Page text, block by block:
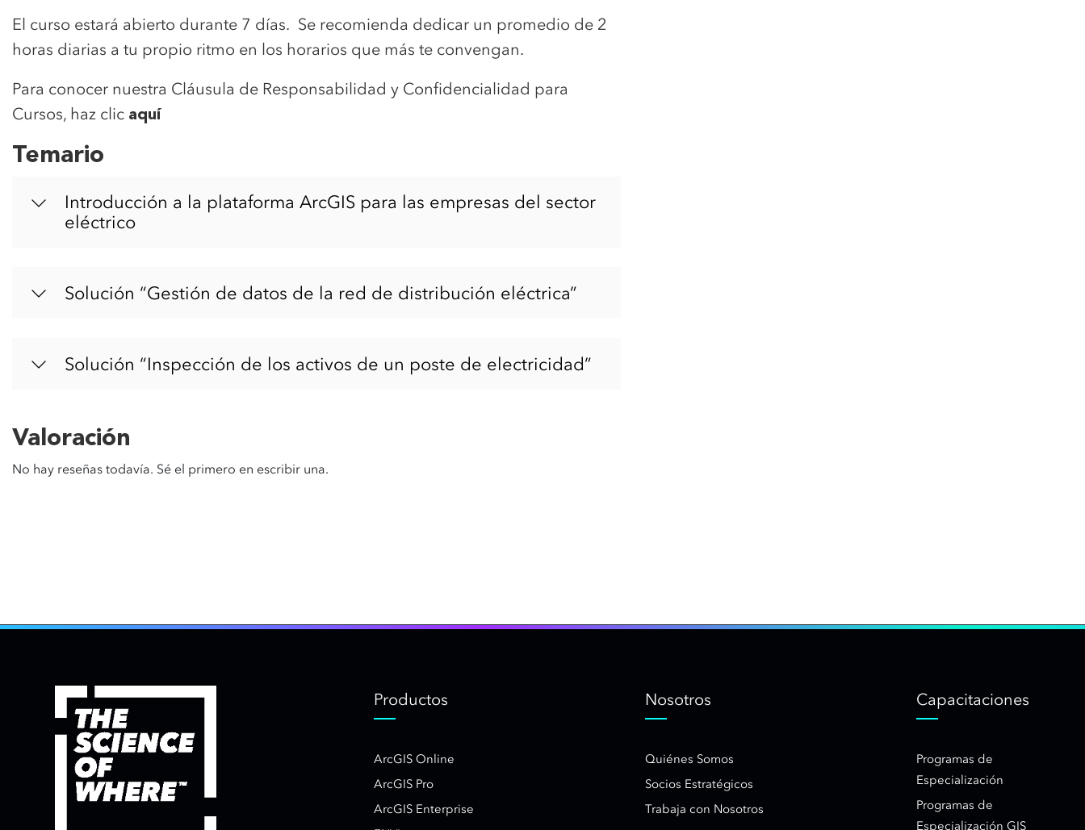
El curso estará abierto durante 7 días. Se recomienda dedicar un promedio de 2
horas diarias a tu propio ritmo en los horarios que más te convengan.
Para conocer nuestra Cláusula de Responsabilidad y Confidencialidad para
Cursos, haz clic aquí
Temario
Introducción a la plataforma ArcGIS para las empresas del sector
eléctrico
Solución “Gestión de datos de la red de distribución eléctrica”
Solución “Inspección de los activos de un poste de electricidad”
Valoración
No hay reseñas todavía. Sé el primero en escribir una.
Productos
ArcGIS Online
ArcGIS Pro
ArcGIS Enterprise
Nosotros
Quiénes Somos
Socios Estratégicos
Trabaja con Nosotros
Capacitaciones
Programas de
Especialización
Programas de
Especialización GIS